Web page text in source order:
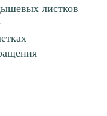
листков